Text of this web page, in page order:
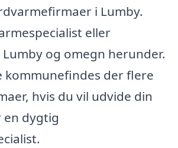
i Lumby.
eller
og omegn herunder.
kommunefindes der flere
hvis du vil udvide din
dygtig